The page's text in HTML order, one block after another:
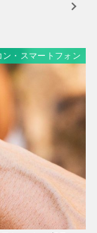
ン・スマートフォン